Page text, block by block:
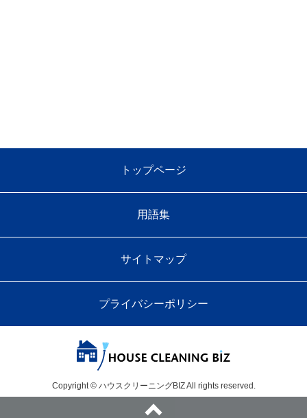
トップページ
用語集
サイトマップ
プライバシーポリシー
Copyright © ハウスクリーニングBIZ All rights reserved.